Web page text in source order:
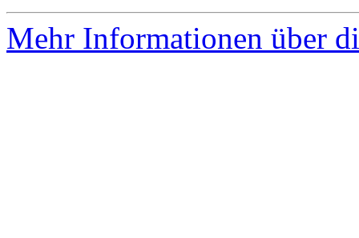
Mehr Informationen über